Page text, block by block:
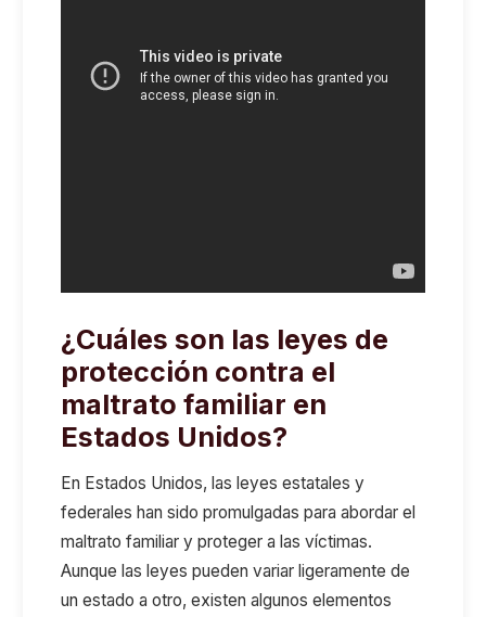
¿Cuáles son las leyes de
protección contra el
maltrato familiar en
Estados Unidos?
En Estados Unidos, las leyes estatales y
federales han sido promulgadas para abordar el
maltrato familiar y proteger a las víctimas.
Aunque las leyes pueden variar ligeramente de
un estado a otro, existen algunos elementos